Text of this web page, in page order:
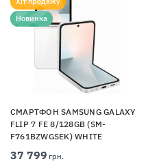
Новинка
СМАРТФОН SAMSUNG GALAXY
FLIP 7 FE 8/128GB (SM-
F761BZWGSEK) WHITE
37 799 грн.